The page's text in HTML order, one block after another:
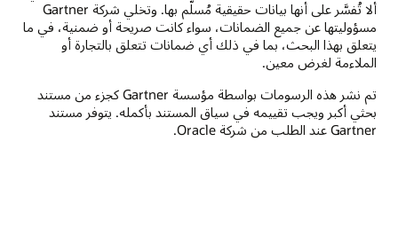
ألا تُفسَّر على أنها بيانات حقيقية مُسلّم بها. وتخلي شركة Gartner
مسؤوليتها عن جميع الضمانات، سواء كانت صريحة أو ضمنية، في ما
يتعلق بهذا البحث، بما في ذلك أي ضمانات تتعلق بالتجارة أو
الملاءمة لغرض معين.
تم نشر هذه الرسومات بواسطة مؤسسة Gartner كجزء من مستند
بحثي أكبر ويجب تقييمه في سياق المستند بأكمله.‬ يتوفر مستند
Gartner عند الطلب من شركة Oracle.